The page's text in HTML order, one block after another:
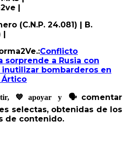
|
(C.N.P. 24.081) | B.
|
Conflicto
sorprende a Rusia con
bombarderos en
Ártico
💙 apoyar y 🗣 comentar
selectas, obtenidas de los
de contenido.